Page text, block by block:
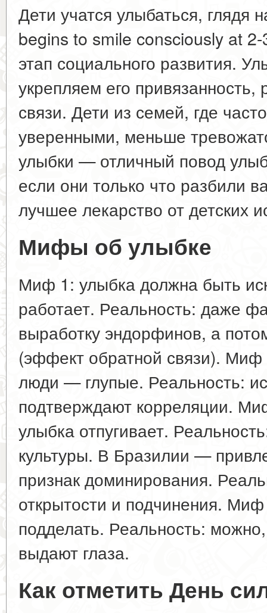
Дети учатся улыбаться, глядя
begins to smile consciously at
этап социального развития.
укрепляем его
связи. Дети из семей, где
уверенными, меньше
улыбки — отличный повод
если они только что разбили
лучшее лекарство от детских
Мифы об улыбке
Миф 1: улыбка должна быть
работает. Реальность: даже
выработку эндорфинов, а
(эффект обратной связи).
люди — глупые. Реальность:
подтверждают корреляции.
улыбка отпугивает.
культуры. В Бразилии —
признак доминирования.
открытости и подчинения.
подделать. Реальность:
выдают глаза.
Как отметить День